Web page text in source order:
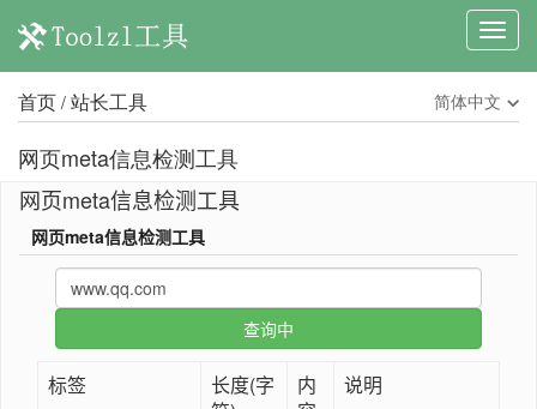
首页 / 站长工具 简体中文
网页meta信息检测工具